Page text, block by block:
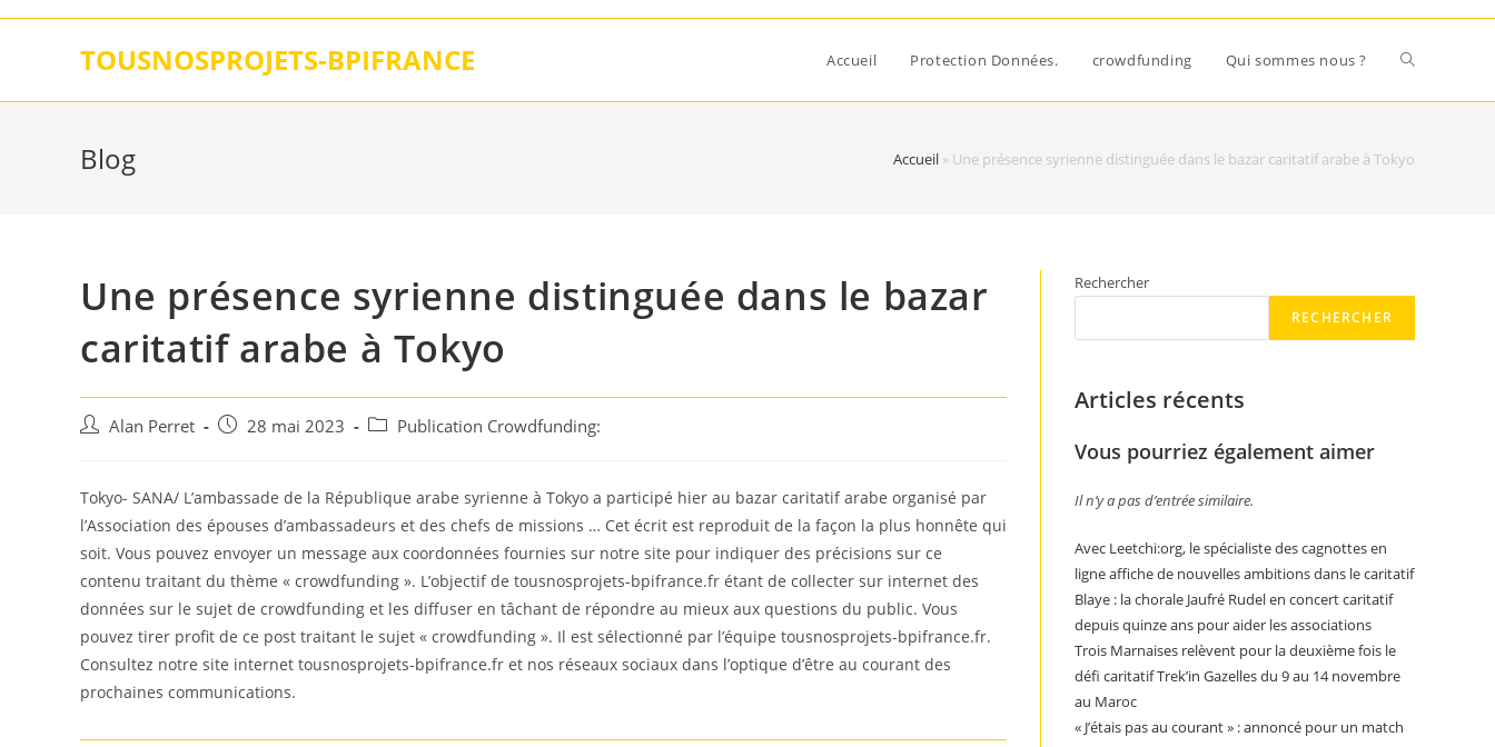
Skip
TOUSNOSPROJETS-BPIFRANCE Accueil Protection Données. crowdfunding Qui sommes nous ?
Blog Accueil » Une présence syrienne distinguée dans le bazar caritatif arabe à Tokyo
Une présence syrienne distinguée dans le bazar
caritatif arabe à Tokyo
Auteur/autrice
publication :
Alan Perret
Post 28 mai 2023
Post Publication Crowdfunding:
Tokyo- SANA/ L’ambassade de la République arabe syrienne à Tokyo a participé hier au bazar caritatif arabe organisé par
l’Association des épouses d’ambassadeurs et des chefs de missions … Cet écrit est reproduit de la façon la plus honnête qui
soit. Vous pouvez envoyer un message aux coordonnées fournies sur notre site pour indiquer des précisions sur ce
contenu traitant du thème « crowdfunding ». L’objectif de tousnosprojets-bpifrance.fr étant de collecter sur internet des
données sur le sujet de crowdfunding et les diffuser en tâchant de répondre au mieux aux questions du public. Vous
pouvez tirer profit de ce post traitant le sujet « crowdfunding ». Il est sélectionné par l’équipe tousnosprojets-bpifrance.fr.
Consultez notre site internet tousnosprojets-bpifrance.fr et nos réseaux sociaux dans l’optique d’être au courant des
prochaines communications.
Rechercher
RECHERCHER
Articles récents
Vous pourriez également aimer
Il n’y a pas d’entrée similaire.
Avec Leetchi:org, le spécialiste des cagnottes en
ligne affiche de nouvelles ambitions dans le caritatif
Blaye : la chorale Jaufré Rudel en concert caritatif
depuis quinze ans pour aider les associations
Trois Marnaises relèvent pour la deuxième fois le
défi caritatif Trek’in Gazelles du 9 au 14 novembre
au Maroc
« J’étais pas au courant » : annoncé pour un match